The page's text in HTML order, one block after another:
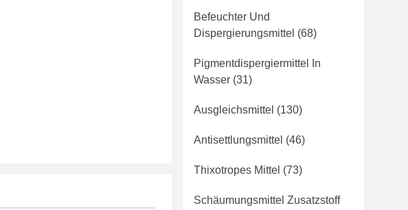
Befeuchter Und
Dispergierungsmittel (68)
Pigmentdispergiermittel In
Wasser (31)
Ausgleichsmittel (130)
Antisettlungsmittel (46)
Thixotropes Mittel (73)
Schäumungsmittel Zusatzstoff